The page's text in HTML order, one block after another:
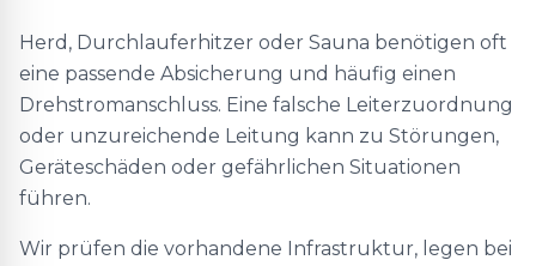
Herd, Durchlauferhitzer oder Sauna benötigen oft
eine passende Absicherung und häufig einen
Drehstromanschluss. Eine falsche Leiterzuordnung
oder unzureichende Leitung kann zu Störungen,
Geräteschäden oder gefährlichen Situationen
führen.
Wir prüfen die vorhandene Infrastruktur, legen bei